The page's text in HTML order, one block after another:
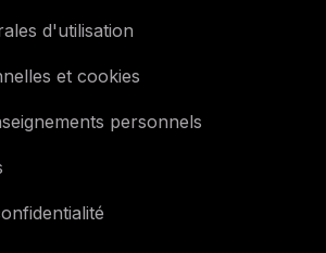
d'utilisation
et cookies
personnels